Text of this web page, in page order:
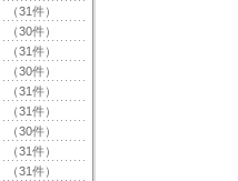
（31件）
（30件）
（31件）
（30件）
（31件）
（31件）
（30件）
（31件）
（31件）